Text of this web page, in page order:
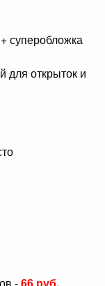
суперобложка
для открыток и